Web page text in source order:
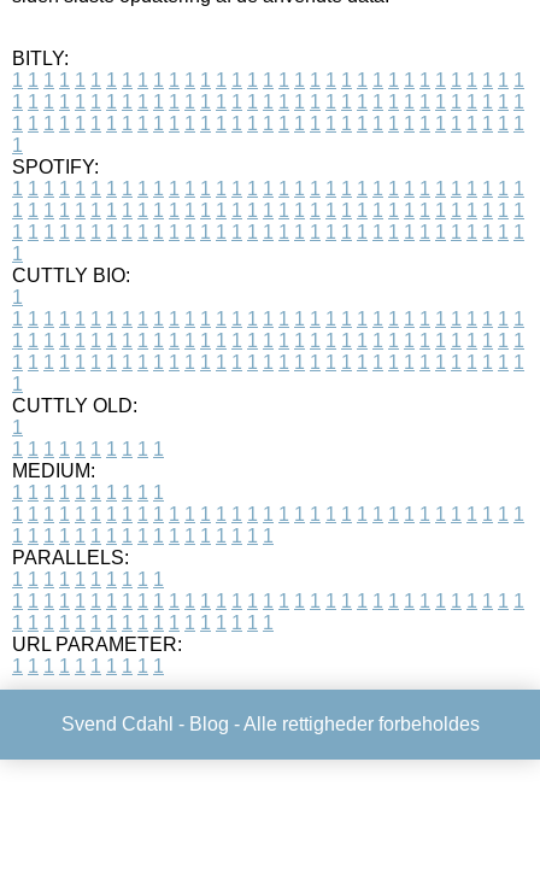
BITLY:
1 1 1 1 1 1 1 1 1 1 1 1 1 1 1 1 1 1 1 1 1 1 1 1 1 1 1 1 1 1 1 1 1
1 1 1 1 1 1 1 1 1 1 1 1 1 1 1 1 1 1 1 1 1 1 1 1 1 1 1 1 1 1 1 1 1
1 1 1 1 1 1 1 1 1 1 1 1 1 1 1 1 1 1 1 1 1 1 1 1 1 1 1 1 1 1 1 1 1
1
SPOTIFY:
1 1 1 1 1 1 1 1 1 1 1 1 1 1 1 1 1 1 1 1 1 1 1 1 1 1 1 1 1 1 1 1 1
1 1 1 1 1 1 1 1 1 1 1 1 1 1 1 1 1 1 1 1 1 1 1 1 1 1 1 1 1 1 1 1 1
1 1 1 1 1 1 1 1 1 1 1 1 1 1 1 1 1 1 1 1 1 1 1 1 1 1 1 1 1 1 1 1 1
1
CUTTLY BIO:
1
1 1 1 1 1 1 1 1 1 1 1 1 1 1 1 1 1 1 1 1 1 1 1 1 1 1 1 1 1 1 1 1 1
1 1 1 1 1 1 1 1 1 1 1 1 1 1 1 1 1 1 1 1 1 1 1 1 1 1 1 1 1 1 1 1 1
1 1 1 1 1 1 1 1 1 1 1 1 1 1 1 1 1 1 1 1 1 1 1 1 1 1 1 1 1 1 1 1 1
1
CUTTLY OLD:
1
1 1 1 1 1 1 1 1 1 1
MEDIUM:
1 1 1 1 1 1 1 1 1 1
1 1 1 1 1 1 1 1 1 1 1 1 1 1 1 1 1 1 1 1 1 1 1 1 1 1 1 1 1 1 1 1 1
1 1 1 1 1 1 1 1 1 1 1 1 1 1 1 1 1
PARALLELS:
1 1 1 1 1 1 1 1 1 1
1 1 1 1 1 1 1 1 1 1 1 1 1 1 1 1 1 1 1 1 1 1 1 1 1 1 1 1 1 1 1 1 1
1 1 1 1 1 1 1 1 1 1 1 1 1 1 1 1 1
URL PARAMETER:
1 1 1 1 1 1 1 1 1 1
Svend Cdahl - Blog - Alle rettigheder forbeholdes